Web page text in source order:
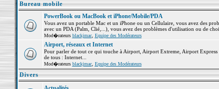
Bureau mobile
PowerBook ou MacBook et iPhone/Mobile/PDA
Vous avez un portable Mac et un iPhone ou un Cellulaire, vous avez des
avec un PDA (Palm, Clié,...), vous avez des problèmes d'utilisation ou de
Mod�rateurs blackjmac, Equipe des Modérateurs
Airport, réseaux et Internet
Pour parler de tout ce qui touche à Airport, Airport Extreme, Airport
de tous : Internet...
Mod�rateurs blackjmac, Equipe des Modérateurs
Divers